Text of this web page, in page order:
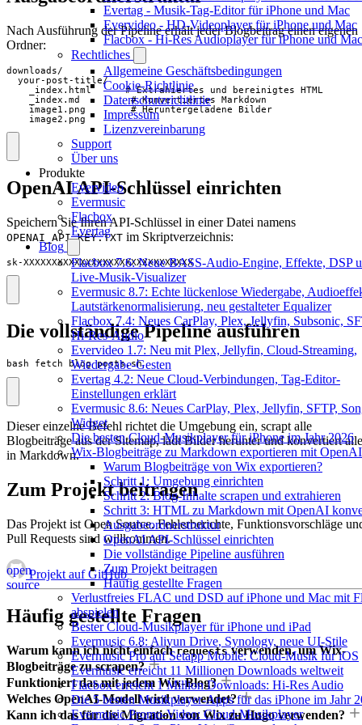
Evertag - Musik-Tag-Editor für iPhone und Mac
Evervideo - HD-Videoplayer für iPhone und Mac
Flacbox - Hi-Res Audioplayer für iPhone und Mac
Rechtliches
Allgemeine Geschäftsbedingungen
Cookie-Richtlinie
Datenschutzrichtlinie
Impressum
Lizenzvereinbarung
Support
Über uns
Produkte
Evervideo
Evermusic
Flacbox
Evertag
Blog
Flacbox 7.6: Neue BASS-Audio-Engine, Effekte, DSP
Live-Musik-Visualizer
Evermusic 8.7: Echte lückenlose Wiedergabe,
Lautstärkenormalisierung, neu gestalteter Equalizer
Flacbox 7.4: Neues CarPlay, Plex, Jellyfin, Subsonic,
Hi-Res-Audio
Evervideo 1.7: Neu mit Plex, Jellyfin, Cloud-Streaming,
Wiedergabe-Gesten
Evertag 4.2: Neue Cloud-Verbindungen, Tag-Editor-
Einstellungen erklärt
Evermusic 8.6: Neues CarPlay, Plex, Jellyfin, SFTP,
Widget
Die besten Cloud-Musikplayer für iPhone im Jahr 2026
Wix-Blogbeiträge zu Markdown exportieren mit OpenAI
Warum Blogbeiträge von Wix exportieren?
Schritt 1: Umgebung einrichten
Schritt 2: Blog-Inhalte scrapen und extrahieren
Schritt 3: HTML zu Markdown mit OpenAI
Ausgabeordnerstruktur
OpenAI API-Schlüssel einrichten
Die vollständige Pipeline ausführen
Zum Projekt beitragen
Häufig gestellte Fragen
Verlustfreies FLAC und DSD auf iPhone und Mac mit
abspielen
Bester Cloud-Musikplayer für iPhone und iPad
Evermusic 6.8: Aliyun Drive, Synology, neue UI-Stile
Evermusic Pro auf Setapp Mobile: Cloud-Musik für iOS
Evermusic erreicht 11 Millionen Downloads weltweit
Flacbox erreicht 1 Million Downloads: Hi-Res Audio
Die 5 besten Musikplayer-Apps für das iPhone im Jahr
Evermusic Promo-Video: Cloud-Musikplayer
Nach Ausführung der Pipeline erhält jeder Blogbeitrag einen eigenen
Ordner:
downloads/
  your-post-title/
    _index.html      # Extrahiertes und bereinigtes HTML
    _index.md         # Konvertiertes Markdown
    image1.png        # Heruntergeladene Bilder
    image2.png
OpenAI API-Schlüssel einrichten
Speichern Sie Ihren API-Schlüssel in einer Datei namens
OPENAI_API_KEY.TXT im Skriptverzeichnis:
sk-XXXXXXXXXXXXXXXXXXXXXXXXXXXXXX
Die vollständige Pipeline ausführen
bash fetch_blog_posts.sh
Dieser einzelne Befehl richtet die Umgebung ein, scrapt alle
Blogbeiträge aus der Sitemap, lädt Bilder herunter und konvertiert
in Markdown.
Zum Projekt beitragen
Das Projekt ist Open Source. Fehlerberichte, Funktionsvorschläge
Pull Requests sind willkommen.
Projekt auf GitHub
open
source
Häufig gestellte Fragen
Warum kann ich nicht einfachrequestsverwenden, um Wix-
Blogbeiträge zu scrapen?
Funktioniert das mit jedem Wix-Blog?
Welches OpenAI-Modell wird verwendet?
Kann ich das für die Migration von Wix zu Hugo verwenden?